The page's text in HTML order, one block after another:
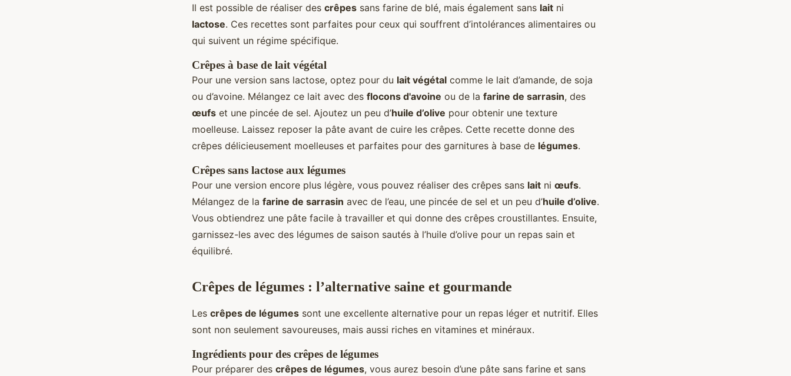
Il est possible de réaliser des crêpes sans farine de blé, mais également sans lait ni
lactose. Ces recettes sont parfaites pour ceux qui souffrent d’intolérances alimentaires ou
qui suivent un régime spécifique.
Crêpes à base de lait végétal
Pour une version sans lactose, optez pour du lait végétal comme le lait d’amande, de soja
ou d’avoine. Mélangez ce lait avec des flocons d'avoine ou de la farine de sarrasin, des
œufs et une pincée de sel. Ajoutez un peu d’huile d’olive pour obtenir une texture
moelleuse. Laissez reposer la pâte avant de cuire les crêpes. Cette recette donne des
crêpes délicieusement moelleuses et parfaites pour des garnitures à base de légumes.
Crêpes sans lactose aux légumes
Pour une version encore plus légère, vous pouvez réaliser des crêpes sans lait ni œufs.
Mélangez de la farine de sarrasin avec de l’eau, une pincée de sel et un peu d’huile d’olive.
Vous obtiendrez une pâte facile à travailler et qui donne des crêpes croustillantes. Ensuite,
garnissez-les avec des légumes de saison sautés à l’huile d’olive pour un repas sain et
équilibré.
Crêpes de légumes : l’alternative saine et gourmande
Les crêpes de légumes sont une excellente alternative pour un repas léger et nutritif. Elles
sont non seulement savoureuses, mais aussi riches en vitamines et minéraux.
Ingrédients pour des crêpes de légumes
Pour préparer des crêpes de légumes, vous aurez besoin d’une pâte sans farine et sans